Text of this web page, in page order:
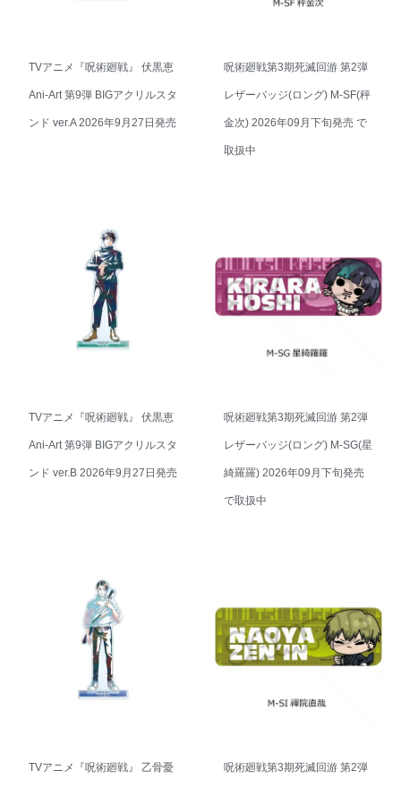
TVアニメ『呪術廻戦』 伏黒恵
Ani-Art 第9弾 BIGアクリルスタ
ンド ver.A 2026年9月27日発売
呪術廻戦第3期死滅回游 第2弾
レザーバッジ(ロング) M-SF(秤
金次) 2026年09月下旬発売 で
取扱中
TVアニメ『呪術廻戦』 伏黒恵
Ani-Art 第9弾 BIGアクリルスタ
ンド ver.B 2026年9月27日発売
呪術廻戦第3期死滅回游 第2弾
レザーバッジ(ロング) M-SG(星
綺羅羅) 2026年09月下旬発売
で取扱中
TVアニメ『呪術廻戦』 乙骨憂 呪術廻戦第3期死滅回游 第2弾